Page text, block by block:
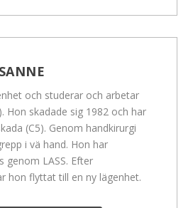
och studerar och arbetar
Hon skadade sig 1982 och har
(C5). Genom handkirurgi
i vä hand. Hon har
genom LASS. Efter
hon flyttat till en ny lägenhet.